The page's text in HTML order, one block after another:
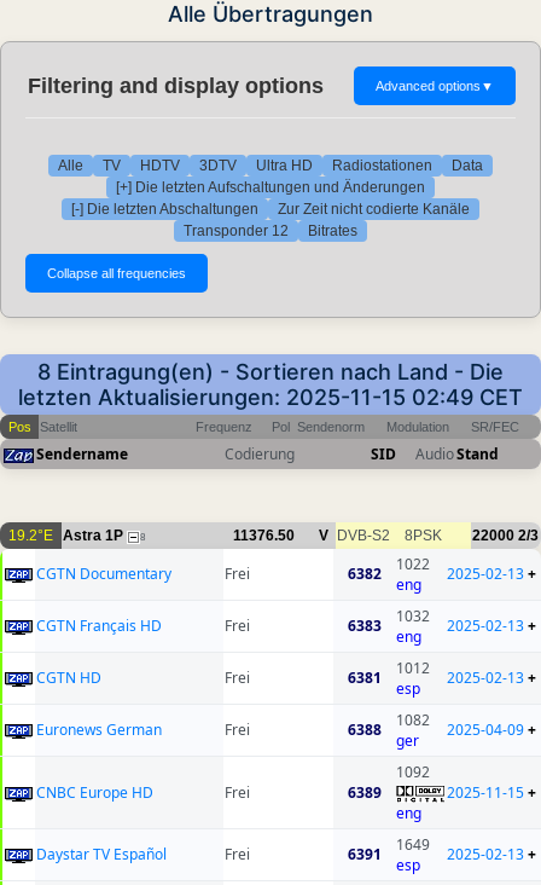
Alle Übertragungen
Filtering and display options Advanced options ▼
Alle TV HDTV 3DTV Ultra HD Radiostationen
Data
[+] Die letzten Aufschaltungen und Änderungen
[-] Die letzten Abschaltungen
Zur Zeit nicht codierte Kanäle
Transponder 12
Bitrates
8 Eintragung(en) - Sortieren nach Land - Die
letzten Aktualisierungen: 2025-11-15 02:49 CET
Pos Satellit Frequenz Pol Sendenorm Modulation SR/FEC
Sendername Codierung SID AudioStand
19.2°E Astra 1P 8 11376.50 V DVB-S2 8PSK 22000 2/3
CGTN Documentary Frei 6382
1022
eng
2025-02-13+
CGTN Français HD Frei 6383
1032
eng
2025-02-13+
CGTN HD Frei 6381
1012
esp
2025-02-13+
Euronews German Frei 6388
1082
ger
2025-04-09+
CNBC Europe HD Frei 6389
1092
eng
2025-11-15+
Daystar TV Español Frei 6391
1649
esp
2025-02-13+